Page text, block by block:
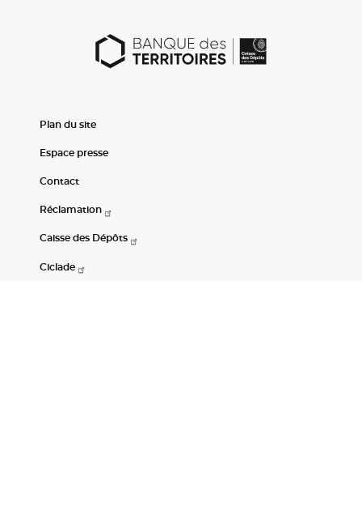
Plan du site
Espace presse
Contact
Réclamation
Caisse des Dépôts
Ciclade